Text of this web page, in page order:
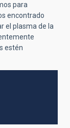
para
encontrado
el plasma de la
estén